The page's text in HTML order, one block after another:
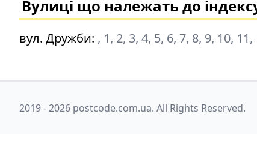
Вулиці що належать до
вул. Дружби: , 1, 2, 3, 4, 5, 6, 7, 8, 9, 10,
2019 - 2026 postcode.com.ua. All Rights Reserved.